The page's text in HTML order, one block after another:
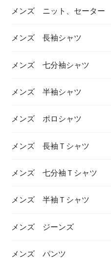
メンズ ニット、セーター
メンズ 長袖シャツ
メンズ 七分袖シャツ
メンズ 半袖シャツ
メンズ ポロシャツ
メンズ 長袖Ｔシャツ
メンズ 七分袖Ｔシャツ
メンズ 半袖Ｔシャツ
メンズ ジーンズ
メンズ パンツ